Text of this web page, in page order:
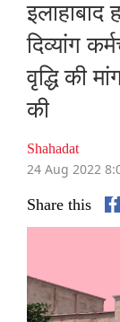
इलाहाबाद
दिव्यांग
वृद्धि की
की
Shahadat
24 Aug 2022
Share this